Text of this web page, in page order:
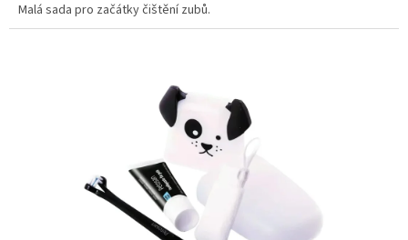
Malá sada pro začátky čištění zubů.